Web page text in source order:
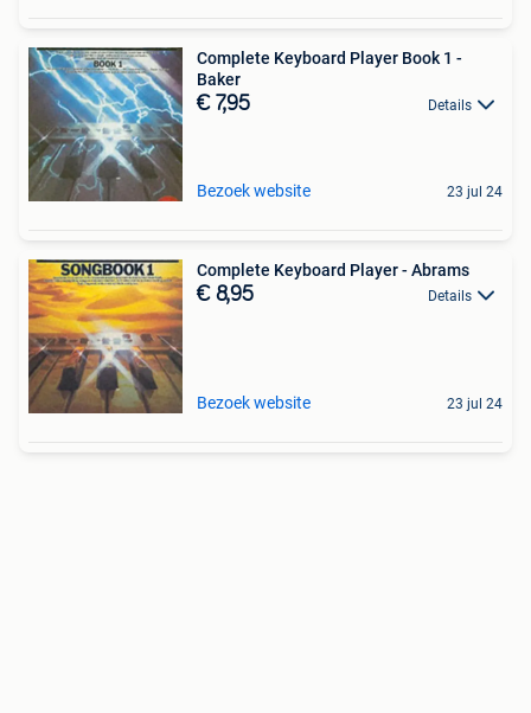
Complete Keyboard Player Book 1 -
Baker
€ 7,95 Details
Bezoek website 23 jul 24
Complete Keyboard Player - Abrams
€ 8,95 Details
Bezoek website 23 jul 24